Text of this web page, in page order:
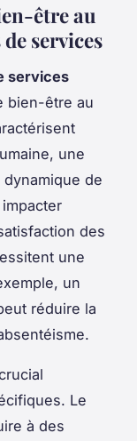
être au
services
services
bien-être au
une
de
des
une
un
réduire la
Le
à des